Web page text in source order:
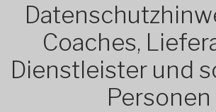
Coaches,
Dienstleister und
Personen